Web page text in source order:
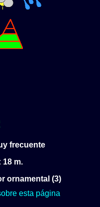
frecuente
18 m.
ornamental (3)
esta página